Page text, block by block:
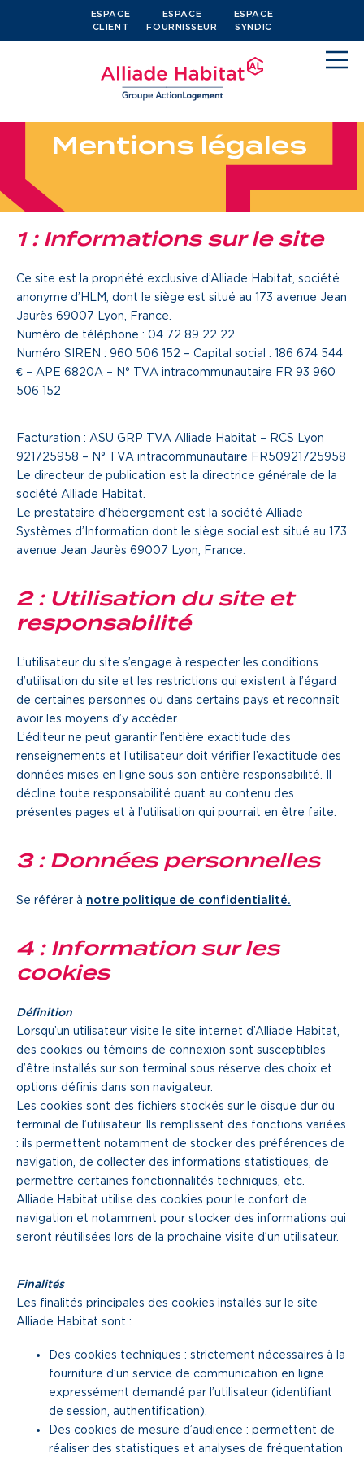
ESPACE
CLIENT
ESPACE
FOURNISSEUR
ESPACE
SYNDIC
Devenir locataire
J’ai moins de 30 ans
Je suis salarié
J’ai plus de 65 ans
Je cherche un local commercial
Vous êtes partenaire
Services aux territoires
Qui sommes-nous
Notre vision
Notre organisation
Une gouvernance de proximité
Notre culture
Mentions légales
1 : Informations sur le site
Ce site est la propriété exclusive d’Alliade Habitat, société
anonyme d’HLM, dont le siège est situé au 173 avenue Jean
Jaurès 69007 Lyon, France.
Numéro de téléphone : 04 72 89 22 22
Numéro SIREN : 960 506 152 – Capital social : 186 674 544
€ – APE 6820A – N° TVA intracommunautaire FR 93 960
506 152
Facturation : ASU GRP TVA Alliade Habitat – RCS Lyon
921725958 – N° TVA intracommunautaire FR50921725958
Le directeur de publication est la directrice générale de la
société Alliade Habitat.
Le prestataire d’hébergement est la société Alliade
Systèmes d’Information dont le siège social est situé au 173
avenue Jean Jaurès 69007 Lyon, France.
2 : Utilisation du site et
responsabilité
L’utilisateur du site s’engage à respecter les conditions
d’utilisation du site et les restrictions qui existent à l’égard
de certaines personnes ou dans certains pays et reconnaît
avoir les moyens d’y accéder.
L’éditeur ne peut garantir l’entière exactitude des
renseignements et l’utilisateur doit vérifier l’exactitude des
données mises en ligne sous son entière responsabilité. Il
décline toute responsabilité quant au contenu des
présentes pages et à l’utilisation qui pourrait en être faite.
3 : Données personnelles
Se référer à notre politique de confidentialité.
4 : Information sur les
cookies
Définition
Lorsqu’un utilisateur visite le site internet d’Alliade Habitat,
des cookies ou témoins de connexion sont susceptibles
d’être installés sur son terminal sous réserve des choix et
options définis dans son navigateur.
Les cookies sont des fichiers stockés sur le disque dur du
terminal de l’utilisateur. Ils remplissent des fonctions variées
: ils permettent notamment de stocker des préférences de
navigation, de collecter des informations statistiques, de
permettre certaines fonctionnalités techniques, etc.
Alliade Habitat utilise des cookies pour le confort de
navigation et notamment pour stocker des informations qui
seront réutilisées lors de la prochaine visite d’un utilisateur.
Finalités
Les finalités principales des cookies installés sur le site
Alliade Habitat sont :
Des cookies techniques : strictement nécessaires à la
fourniture d’un service de communication en ligne
expressément demandé par l’utilisateur (identifiant
de session, authentification).
Des cookies de mesure d’audience : permettent de
réaliser des statistiques et analyses de fréquentation